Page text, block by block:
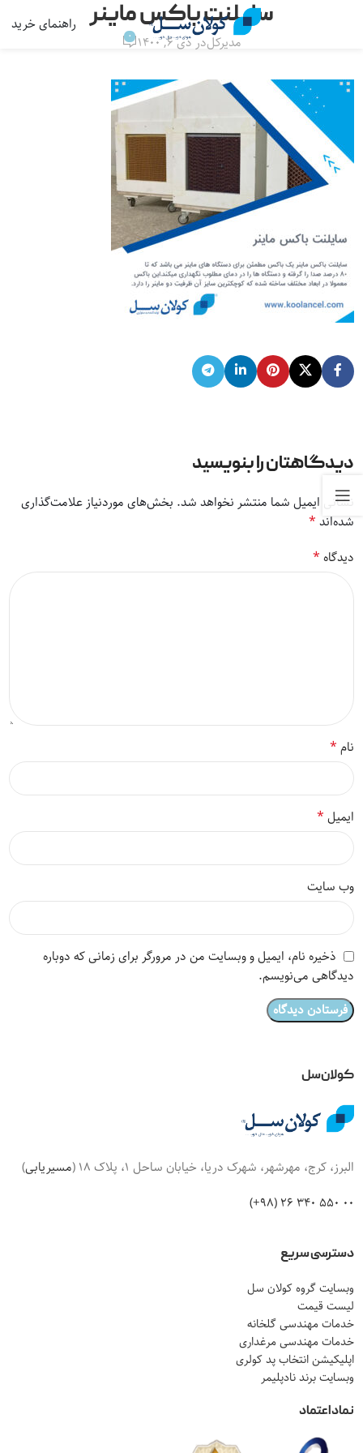
راهنمای خرید سایلنت باکس ماینر
مدیرکلدر دی ۶, ۱۴۰۰ 0
دیدگاهتان را بنویسید
نشانی ایمیل شما منتشر نخواهد شد. بخش‌های موردنیاز علامت‌گذاری
شده‌اند*
دیدگاه*
نام*
ایمیل*
وب‌ سایت
ذخیره نام، ایمیل و وبسایت من در مرورگر برای زمانی که دوباره
دیدگاهی می‌نویسم.
کولان‌سل
البرز، کرج، مهرشهر، شهرک دریا، خیابان ساحل 1، پلاک 18 ( مسیریابی)
00 550 340 26 (98+)
دسترسی سریع
وبسایت گروه کولان سل
لیست قیمت
خدمات مهندسی گلخانه
خدمات مهندسی مرغداری
اپلیکیشن انتخاب پد کولری
وبسایت برند نادپلیمر
نماد اعتماد